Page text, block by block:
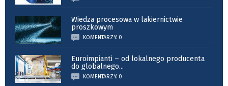
Wiedza procesowa w lakiernictwie
proszkowym
KOMENTARZY: 0
Euroimpianti – od lokalnego producenta
do globalnego...
KOMENTARZY: 0